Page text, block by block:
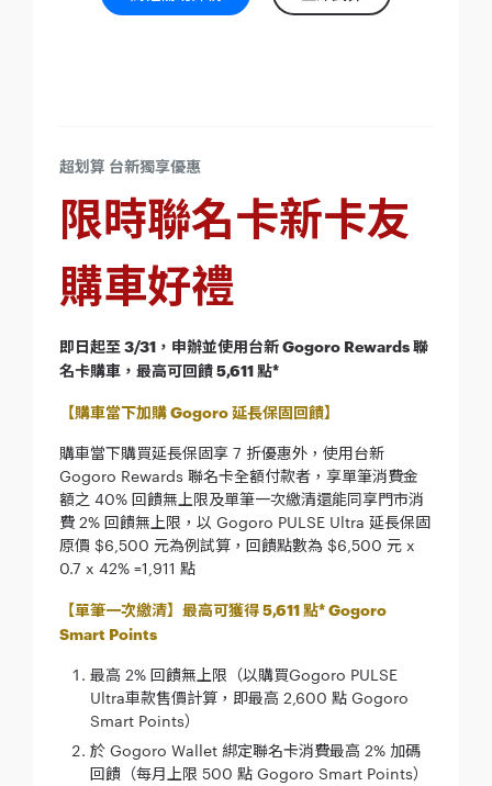
超划算 台新獨享優惠
限時聯名卡新卡友
購車好禮
即日起至 3/31，申辦並使用台新 Gogoro Rewards 聯
名卡購車，最高可回饋 5,611 點*
【購車當下加購 Gogoro 延長保固回饋】
購車當下購買延長保固享 7 折優惠外，使用台新
Gogoro Rewards 聯名卡全額付款者，享單筆消費金
額之 40% 回饋無上限及單筆一次繳清還能同享門市消
費 2% 回饋無上限，以 Gogoro PULSE Ultra 延長保固
原價 $6,500 元為例試算，回饋點數為 $6,500 元 x
0.7 x 42% =1,911 點
【單筆一次繳清】最高可獲得 5,611 點* Gogoro
Smart Points
最高 2% 回饋無上限（以購買Gogoro PULSE
Ultra車款售價計算，即最高 2,600 點 Gogoro
Smart Points）
於 Gogoro Wallet 綁定聯名卡消費最高 2% 加碼
回饋（每月上限 500 點 Gogoro Smart Points）